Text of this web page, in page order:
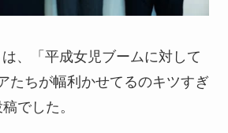
、「平成女児ブームに対して
たちが幅利かせてるのキツすぎ
でした。